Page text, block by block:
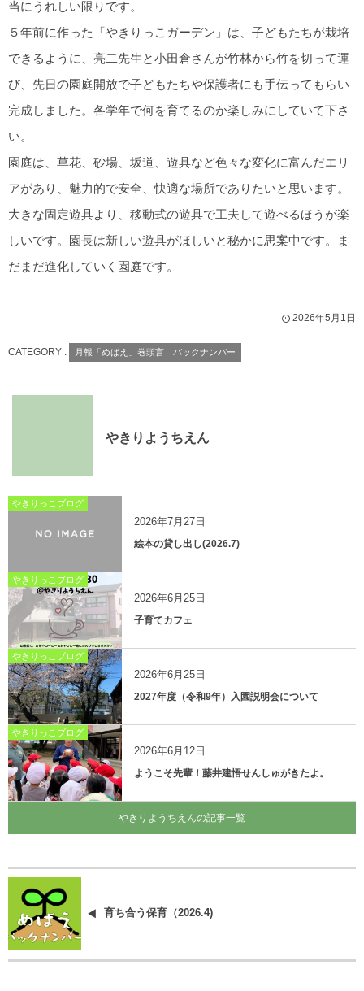
当にうれしい限りです。
５年前に作った「やきりっこガーデン」は、子どもたちが栽培
できるように、亮二先生と小田倉さんが竹林から竹を切って運
び、先日の園庭開放で子どもたちや保護者にも手伝ってもらい
完成しました。各学年で何を育てるのか楽しみにしていて下さ
い。
園庭は、草花、砂場、坂道、遊具など色々な変化に富んだエリ
アがあり、魅力的で安全、快適な場所でありたいと思います。
大きな固定遊具より、移動式の遊具で工夫して遊べるほうが楽
しいです。園長は新しい遊具がほしいと秘かに思案中です。ま
だまだ進化していく園庭です。
2026年5月1日
CATEGORY : 月報「めばえ」巻頭言 バックナンバー
やきりようちえん
やきりっこブログ
2026年7月27日
絵本の貸し出し(2026.7)
やきりっこブログ
2026年6月25日
子育てカフェ
やきりっこブログ
2026年6月25日
2027年度（令和9年）入園説明会について
やきりっこブログ
2026年6月12日
ようこそ先輩！藤井建悟せんしゅがきたよ。
やきりようちえんの記事一覧
育ち合う保育（2026.4)